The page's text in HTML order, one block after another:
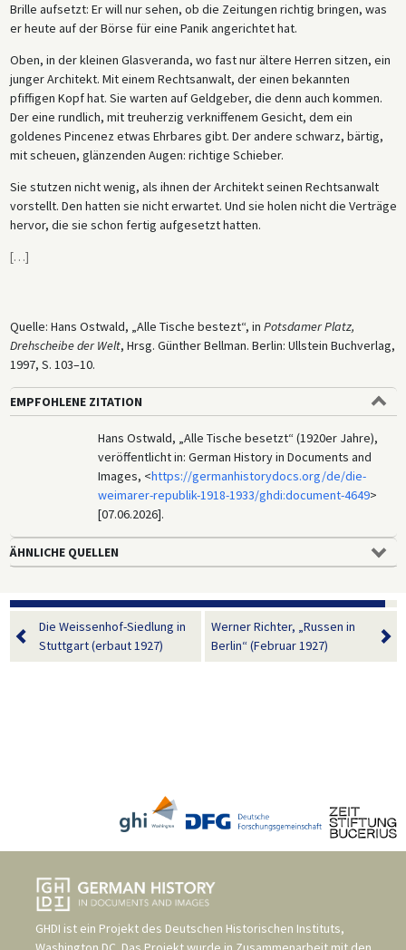
Brille aufsetzt: Er will nur sehen, ob die Zeitungen richtig bringen, was
er heute auf der Börse für eine Panik angerichtet hat.
Oben, in der kleinen Glasveranda, wo fast nur ältere Herren sitzen, ein
junger Architekt. Mit einem Rechtsanwalt, der einen bekannten
pfiffigen Kopf hat. Sie warten auf Geldgeber, die denn auch kommen.
Der eine rundlich, mit treuherzig verkniffenem Gesicht, dem ein
goldenes Pincenez etwas Ehrbares gibt. Der andere schwarz, bärtig,
mit scheuen, glänzenden Augen: richtige Schieber.
Sie stutzen nicht wenig, als ihnen der Architekt seinen Rechtsanwalt
vorstellt. Den hatten sie nicht erwartet. Und sie holen nicht die Verträge
hervor, die sie schon fertig aufgesetzt hatten.
[…]
Quelle: Hans Ostwald, „Alle Tische bestezt“, in Potsdamer Platz,
Drehscheibe der Welt, Hrsg. Günther Bellman. Berlin: Ullstein Buchverlag,
1997, S. 103–10.
EMPFOHLENE ZITATION
Hans Ostwald, „Alle Tische besetzt“ (1920er Jahre),
veröffentlicht in: German History in Documents and
Images, <https://germanhistorydocs.org/de/die-
weimarer-republik-1918-1933/ghdi:document-4649>
[07.06.2026].
ÄHNLICHE QUELLEN
Die Weissenhof-Siedlung in
Stuttgart (erbaut 1927)
Werner Richter, „Russen in
Berlin“ (Februar 1927)
GHDI ist ein Projekt des Deutschen Historischen Instituts,